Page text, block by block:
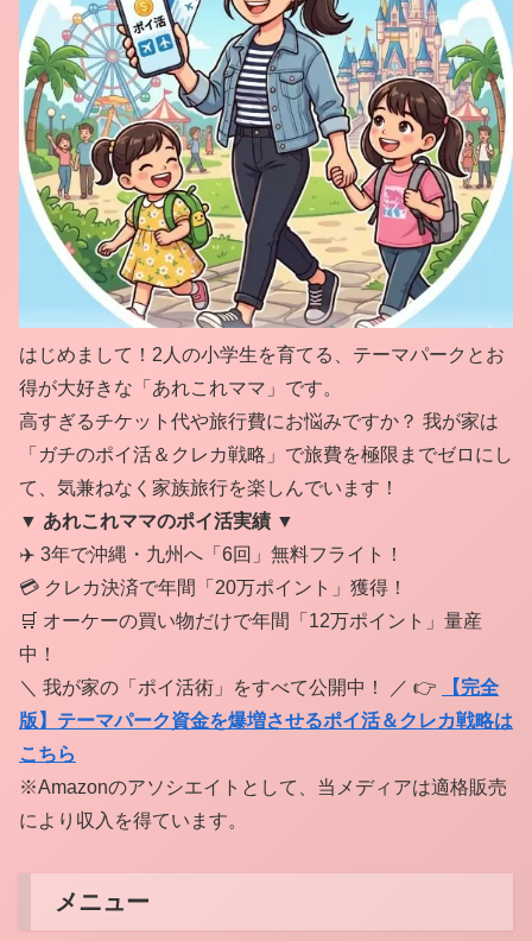
はじめまして！2人の小学生を育てる、テーマパークとお
得が大好きな「あれこれママ」です。
高すぎるチケット代や旅行費にお悩みですか？ 我が家は
「ガチのポイ活＆クレカ戦略」で旅費を極限までゼロにし
て、気兼ねなく家族旅行を楽しんでいます！
▼ あれこれママのポイ活実績 ▼
✈️ 3年で沖縄・九州へ「6回」無料フライト！
💳 クレカ決済で年間「20万ポイント」獲得！
🛒 オーケーの買い物だけで年間「12万ポイント」量産
中！
＼ 我が家の「ポイ活術」をすべて公開中！ ／ 👉
【完全
版】テーマパーク資金を爆増させるポイ活＆クレカ戦略は
こちら
※Amazonのアソシエイトとして、当メディアは適格販売
により収入を得ています。
メニュー